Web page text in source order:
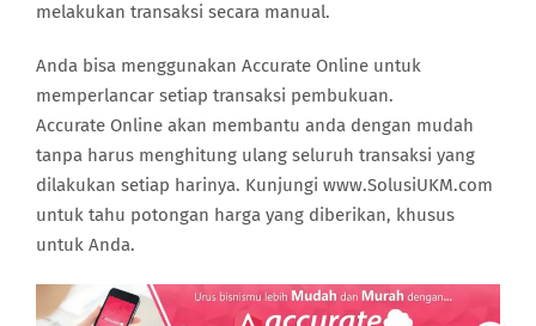
melakukan transaksi secara manual.
Anda bisa menggunakan Accurate Online untuk
memperlancar setiap transaksi pembukuan.
Accurate Online akan membantu anda dengan mudah
tanpa harus menghitung ulang seluruh transaksi yang
dilakukan setiap harinya. Kunjungi www.SolusiUKM.com
untuk tahu potongan harga yang diberikan, khusus
untuk Anda.